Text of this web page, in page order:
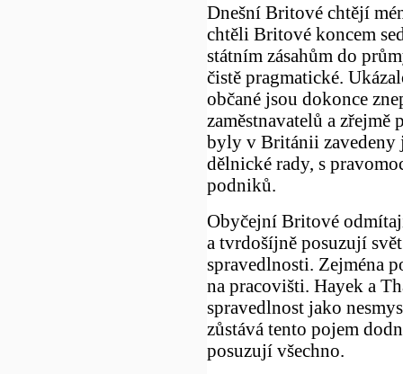
Dnešní Britové chtějí
chtěli Britové koncem
státním zásahům do
čistě pragmatické.
občané jsou dokonce
zaměstnavatelů a
byly v Británii zavedeny
dělnické rady, s
podniků.
Obyčejní Britové
a tvrdošíjně posuzují
spravedlnosti. Zejména
na pracovišti. Hayek a
spravedlnost jako
zůstává tento pojem
posuzují všechno.